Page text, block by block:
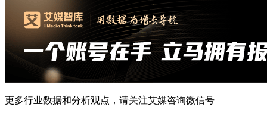
更多行业数据和分析观点，请关注艾媒咨询微信号